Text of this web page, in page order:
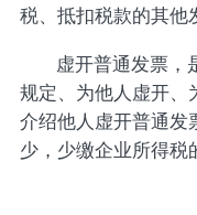
税、抵扣税款的其他
虚开普通发票，
规定、为他人虚开、
介绍他人虚开普通发
少，少缴企业所得税